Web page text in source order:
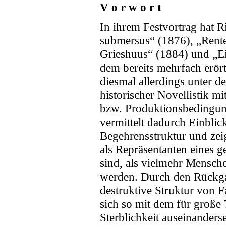
V o r w o r t
In ihrem Festvortrag hat
submersus“ (1876),
Grieshuus“ (1884) und
dem bereits mehrfach
diesmal allerdings unter
historischer Novellistik
bzw.
vermittelt dadurch
Begehrensstruktur und
als Repräsentanten eines
sind, als vielmehr
werden. Durch den
destruktive Struktur von
sich so mit dem für große
Sterblichkeit